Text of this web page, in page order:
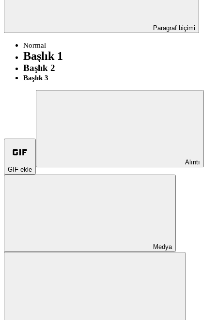
Paragraf biçimi
Normal
Başlık 1
Başlık 2
Başlık 3
GIF ekle
Alıntı
Medya